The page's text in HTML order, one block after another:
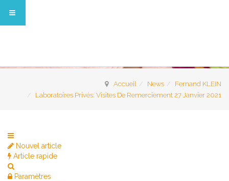
Accueil News
Fernand KLEIN
Laboratoires Privés: Visites De Remerciement 27 Janvier 2021
Nouvel article
Article rapide
Paramètres